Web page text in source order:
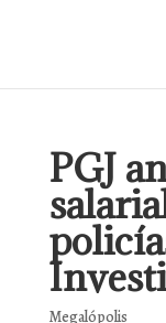
PGJ
Megalópolis